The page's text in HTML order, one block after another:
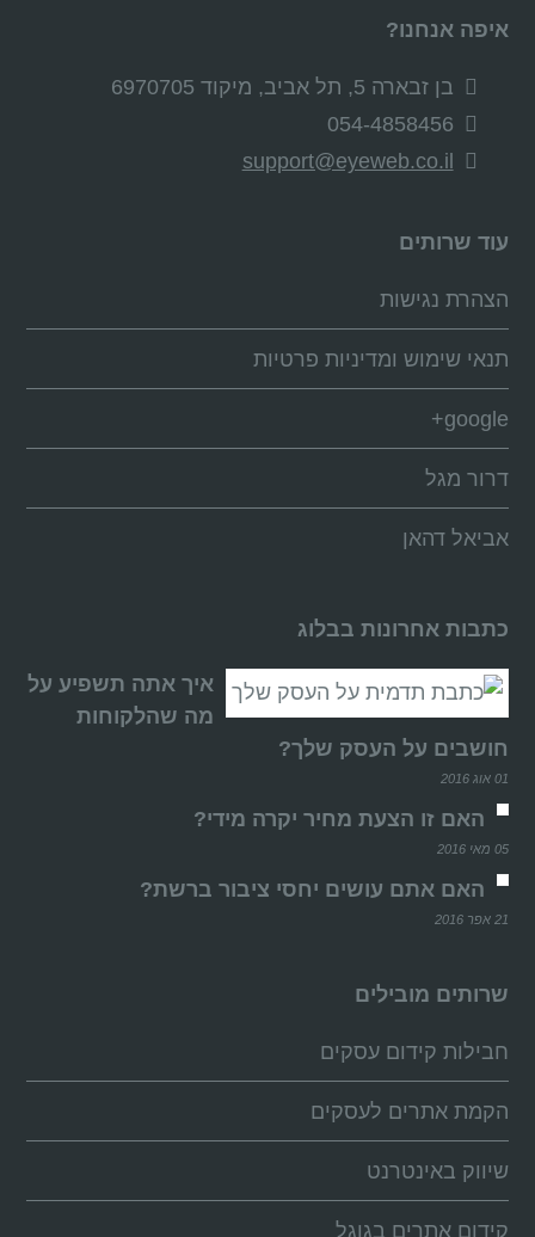
איפה אנחנו?
בן זבארה 5, תל אביב, מיקוד 6970705
054-4858456
support@eyeweb.co.il
עוד שרותים
הצהרת נגישות
תנאי שימוש ומדיניות פרטיות
google+
דרור מגל
אביאל דהאן
כתבות אחרונות בבלוג
איך אתה תשפיע על
מה שהלקוחות
חושבים על העסק שלך?
01 אוג 2016
האם זו הצעת מחיר יקרה מידי?
05 מאי 2016
האם אתם עושים יחסי ציבור ברשת?
21 אפר 2016
שרותים מובילים
חבילות קידום עסקים
הקמת אתרים לעסקים
שיווק באינטרנט
קידום אתרים בגוגל